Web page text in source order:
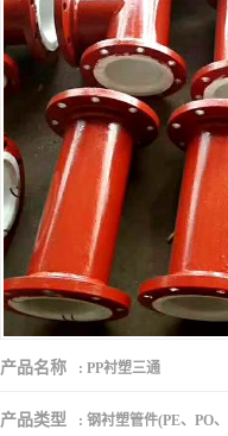
产品名称 : PP衬塑三通
产品类型 : 钢衬塑管件(PE、PO